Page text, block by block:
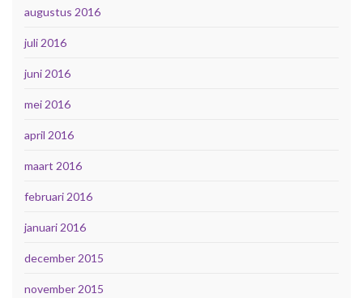
augustus 2016
juli 2016
juni 2016
mei 2016
april 2016
maart 2016
februari 2016
januari 2016
december 2015
november 2015